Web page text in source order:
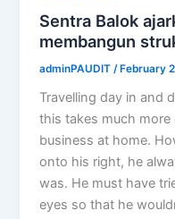
Sentra Balok
membangun
adminPAUDIT /February
Travelling day in and
this takes much
business at home.
onto his right, he
was. He must have
eyes so that he